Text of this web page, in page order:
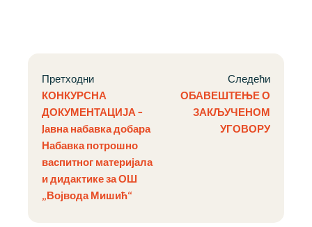
Претходни
КОНКУРСНА
ДОКУМЕНТАЦИЈА –
Jавна набавка добара
Набавка потрошно
васпитног материјала
и дидактике за ОШ
„Војвода Мишић“
Следећи
ОБАВЕШТЕЊЕ О
ЗАКЉУЧЕНОМ
УГОВОРУ